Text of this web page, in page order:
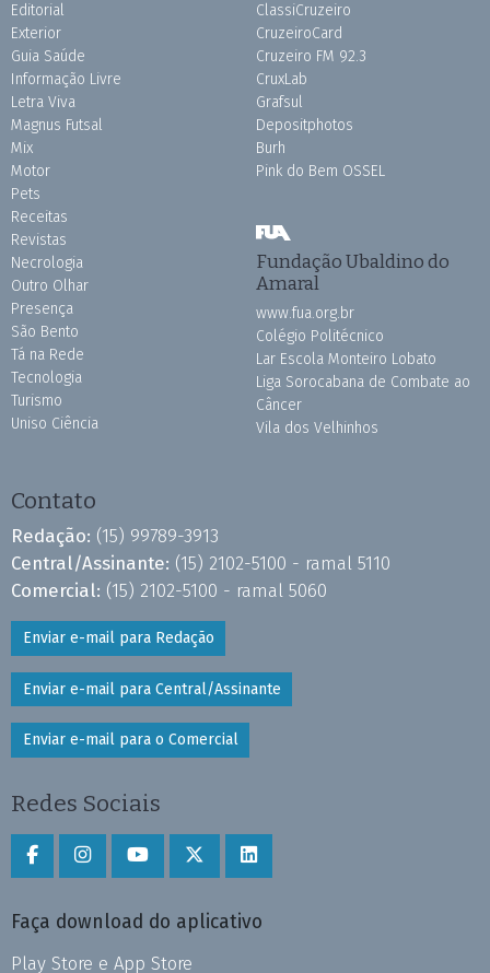
Editorial
Exterior
Guia Saúde
Informação Livre
Letra Viva
Magnus Futsal
Mix
Motor
Pets
Receitas
Revistas
Necrologia
Outro Olhar
Presença
São Bento
Tá na Rede
Tecnologia
Turismo
Uniso Ciência
ClassiCruzeiro
CruzeiroCard
Cruzeiro FM 92.3
CruxLab
Grafsul
Depositphotos
Burh
Pink do Bem OSSEL
Fundação Ubaldino do
Amaral
www.fua.org.br
Colégio Politécnico
Lar Escola Monteiro Lobato
Liga Sorocabana de Combate ao
Câncer
Vila dos Velhinhos
Contato
Redação: (15) 99789-3913
Central/Assinante: (15) 2102-5100 - ramal 5110
Comercial: (15) 2102-5100 - ramal 5060
Enviar e-mail para Redação
Enviar e-mail para Central/Assinante
Enviar e-mail para o Comercial
Redes Sociais
Faça download do aplicativo
Play Store e App Store